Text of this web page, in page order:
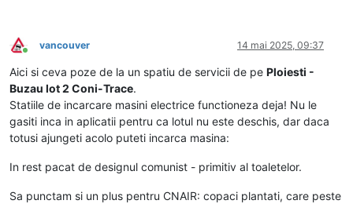
Conectat
vancouver 14 mai 2025, 09:37
Aici si ceva poze de la un spatiu de servicii de pe Ploiesti -
Buzau lot 2 Coni-Trace.
Statiile de incarcare masini electrice functioneza deja! Nu le
gasiti inca in aplicatii pentru ca lotul nu este deschis, dar daca
totusi ajungeti acolo puteti incarca masina:
In rest pacat de designul comunist - primitiv al toaletelor.
Sa punctam si un plus pentru CNAIR: copaci plantati, care peste